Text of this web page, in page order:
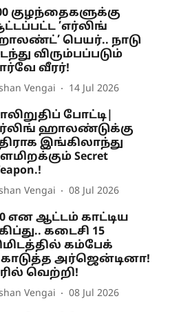
குழந்தைகளுக்கு
’எர்லிங்
பெயர்.. நாடு
விரும்பப்படும்
வீரர்!
Vengai 14 Jul 2026
போட்டி|
ஹாலண்டுக்கு
இங்கிலாந்து
Secret
Vengai 08 Jul 2026
0 என ஆட்டம் காட்டிய
கடைசி 15
கம்பேக்
அர்ஜென்டினா!
வெற்றி!
Vengai 08 Jul 2026